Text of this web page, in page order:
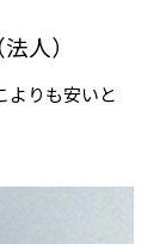
人）
りも安いと